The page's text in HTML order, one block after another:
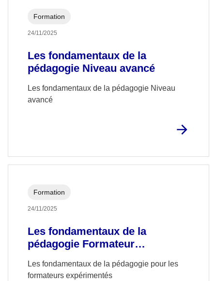
Formation
Les fondamentaux de la
pédagogie Niveau avancé
Les fondamentaux de la pédagogie Niveau
avancé
24/11/2025
Formation
Les fondamentaux de la
pédagogie Formateur
Les fondamentaux de la pédagogie pour les
formateurs expérimentés
24/11/2025